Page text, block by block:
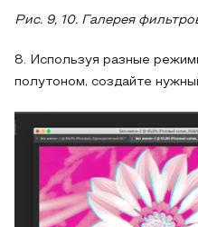
Рис. 9, 10. Галерея
8. Используя разные
полутоном, создайте